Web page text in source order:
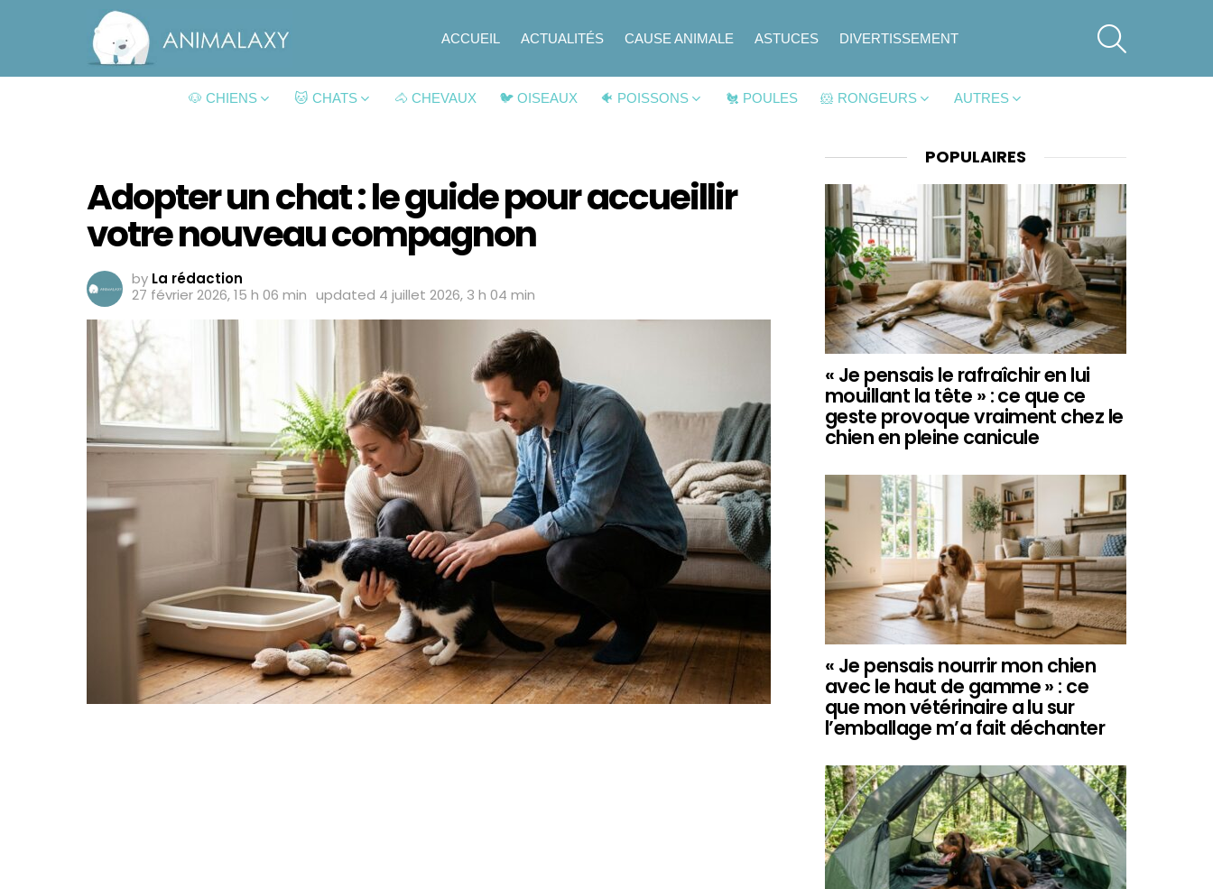
ACCUEIL ACTUALITÉS CAUSE ANIMALE ASTUCES DIVERTISSEMENT
🐶 CHIENS 🐱 CHATS 🐴 CHEVAUX 🐦 OISEAUX 🐠 POISSONS 🐔 POULES 🐹 RONGEURS AUTRES
Adopter un chat : le guide pour accueillir
votre nouveau compagnon
by La rédaction
27 février 2026, 15 h 06 min updated 4 juillet 2026, 3 h 04 min
POPULAIRES
« Je pensais le rafraîchir en lui
mouillant la tête » : ce que ce
geste provoque vraiment chez le
chien en pleine canicule
« Je pensais nourrir mon chien
avec le haut de gamme » : ce
que mon vétérinaire a lu sur
l’emballage m’a fait déchanter